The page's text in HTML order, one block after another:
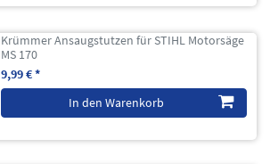
Krümmer Ansaugstutzen für STIHL Motorsäge
MS 170
9,99 € *
In den Warenkorb